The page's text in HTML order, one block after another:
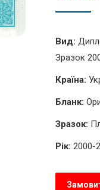
Вид:
Зразок
Країна:
Бланк:
Зразок:
Рік: 2000-